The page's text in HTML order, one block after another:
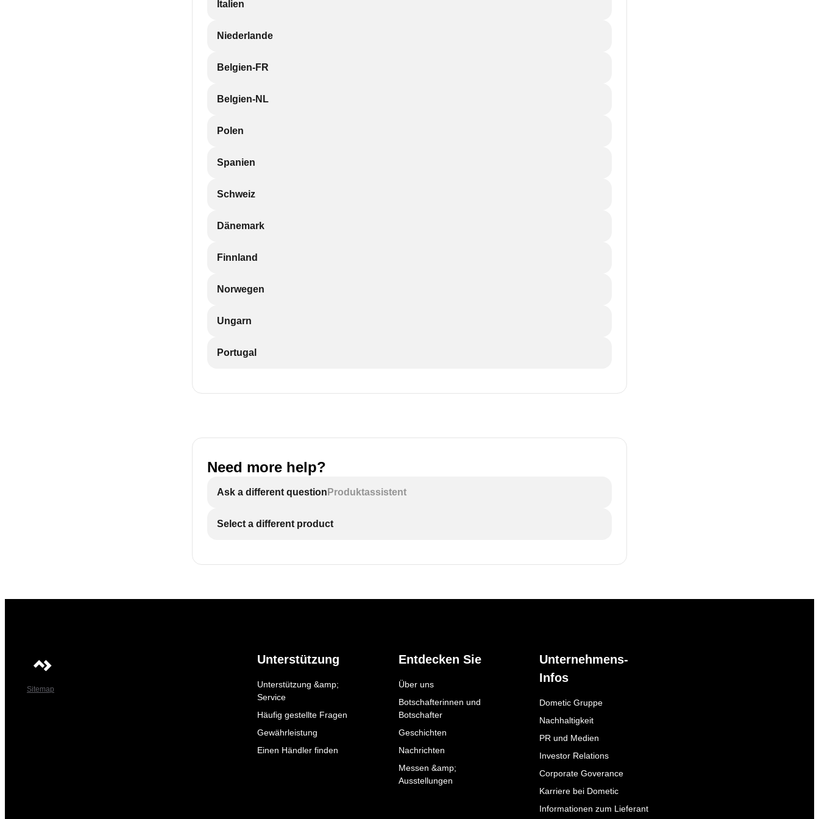
Italien
Niederlande
Belgien-FR
Belgien-NL
Polen
Spanien
Schweiz
Dänemark
Finnland
Norwegen
Ungarn
Portugal
Need more help?
Ask a different question Produktassistent
Select a different product
Sitemap
Unterstützung
Unterstützung &amp;
Service
Häufig gestellte Fragen
Gewährleistung
Einen Händler finden
Entdecken Sie
Über uns
Botschafterinnen und
Botschafter
Geschichten
Nachrichten
Messen &amp;
Ausstellungen
Unternehmens-
Infos
Dometic Gruppe
Nachhaltigkeit
PR und Medien
Investor Relations
Corporate Goverance
Karriere bei Dometic
Informationen zum Lieferant